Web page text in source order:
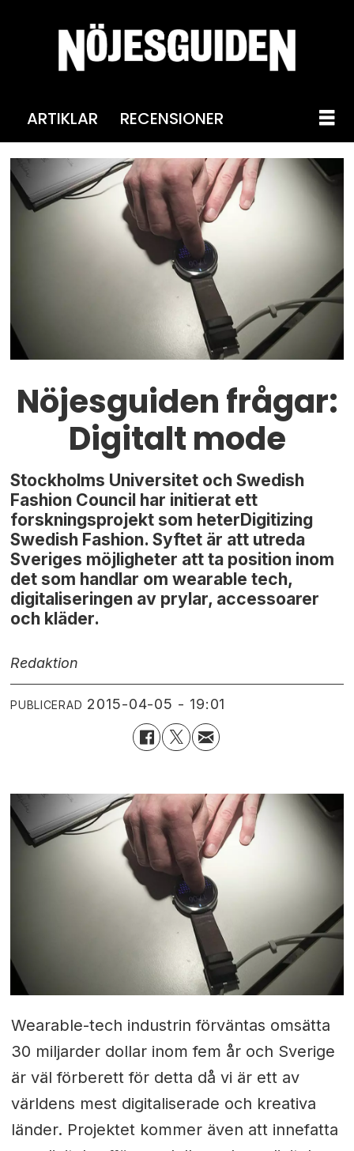
ARTIKLAR RECENSIONER
Nöjesguiden frågar:
Digitalt mode
Stockholms Universitet och Swedish
Fashion Council har initierat ett
forskningsprojekt som heterDigitizing
Swedish Fashion. Syftet är att utreda
Sveriges möjligheter att ta position inom
det som handlar om wearable tech,
digitaliseringen av prylar, accessoarer
och kläder.
Redaktion
PUBLICERAD 2015-04-05 - 19:01
Wearable-tech industrin förväntas omsätta
30 miljarder dollar inom fem år och Sverige
är väl förberett för detta då vi är ett av
världens mest digitaliserade och kreativa
länder. Projektet kommer även att innefatta